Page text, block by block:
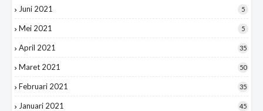
Juni 2021 5
Mei 2021 5
April 2021 35
Maret 2021 50
Februari 2021 35
Januari 2021 45